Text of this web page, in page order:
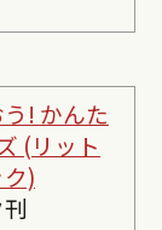
! かんた
(リット
)